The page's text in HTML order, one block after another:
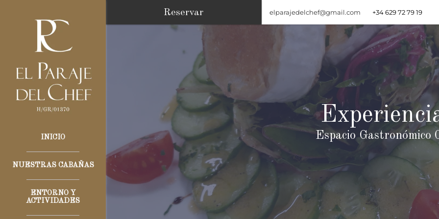
Reservar elparajedelchef@gmail.com +34 629 72 79 19
INICIO
NUESTRAS CABAÑAS
ENTORNO Y
ACTIVIDADES
Espacio Gastronómico